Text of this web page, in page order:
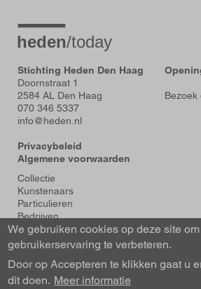
Stichting Heden Den Haag
Doornstraat 1
2584 AL Den Haag
070 346 5337
info@heden.nl
Privacybeleid
Algemene voorwaarden
Bezoek
Voet
Collectie
Kunstenaars
Particulieren
Bedrijven
Tentoonstellingen
Actueel
About us
Contact
We gebruiken cookies op deze site
gebruikerservaring te verbeteren.
Door op Accepteren te klikken gaat u
dit doen. Meer informatie